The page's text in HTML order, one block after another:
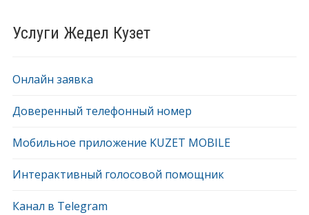
Услуги Жедел Кузет
Онлайн заявка
Доверенный телефонный номер
Мобильное приложение KUZET MOBILE
Интерактивный голосовой помощник
Канал в Telegram